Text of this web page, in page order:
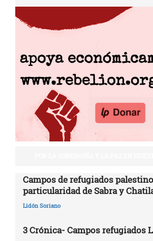
Campos de refugiados
particularidad de Sabra y
Lidón Soriano
3 Crónica- Campos refugiados